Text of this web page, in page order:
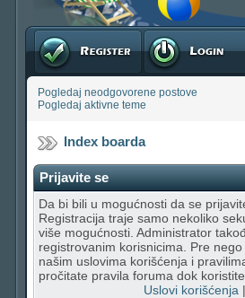
Registruj se Prijavite se
Pogledaj neodgovorene postove
Pogledaj aktivne teme
Index boarda
Prijavite se
Da bi bili u mogućnosti da se
Registracija traje samo nekoliko
više mogućnosti. Administrator
registrovanim korisnicima. Pre
našim uslovima korišćenja i
pročitate pravila foruma dok koristite
Uslovi korišćenja |